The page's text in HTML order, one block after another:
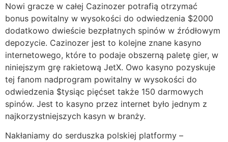
Nowi gracze w całej Cazinozer potrafią otrzymać
bonus powitalny w wysokości do odwiedzenia $2000
dodatkowo dwieście bezpłatnych spinów w źródłowym
depozycie. Cazinozer jest to kolejne znane kasyno
internetowego, które to podaje obszerną paletę gier, w
niniejszym grę rakietową JetX. Owo kasyno pozyskuje
tej fanom nadprogram powitalny w wysokości do
odwiedzenia $tysiąc pięćset także 150 darmowych
spinów. Jest to kasyno przez internet było jednym z
najkorzystniejszych kasyn w branży.
Nakłaniamy do serduszka polskiej platformy –